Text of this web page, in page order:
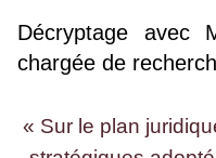
Décryptage avec
chargée de
« Sur le plan